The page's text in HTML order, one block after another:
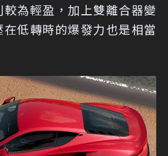
為輕盈，加上雙離合器變
低轉時的爆發力也是相當